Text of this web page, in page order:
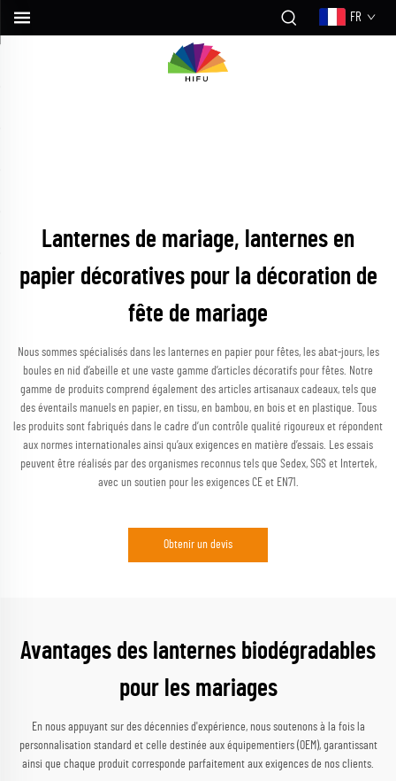
FR
Lanternes de mariage, lanternes en
papier décoratives pour la décoration de
fête de mariage
Nous sommes spécialisés dans les lanternes en papier pour fêtes, les abat-jours, les
boules en nid d’abeille et une vaste gamme d’articles décoratifs pour fêtes. Notre
gamme de produits comprend également des articles artisanaux cadeaux, tels que
des éventails manuels en papier, en tissu, en bambou, en bois et en plastique. Tous
les produits sont fabriqués dans le cadre d’un contrôle qualité rigoureux et répondent
aux normes internationales ainsi qu’aux exigences en matière d’essais. Les essais
peuvent être réalisés par des organismes reconnus tels que Sedex, SGS et Intertek,
avec un soutien pour les exigences CE et EN71.
Obtenir un devis
Avantages des lanternes biodégradables
pour les mariages
En nous appuyant sur des décennies d'expérience, nous soutenons à la fois la
personnalisation standard et celle destinée aux équipementiers (OEM), garantissant
ainsi que chaque produit corresponde parfaitement aux exigences de nos clients.